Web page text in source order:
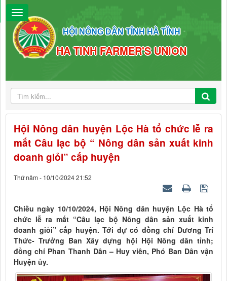
HỘI NÔNG DÂN TỈNH HÀ TĨNH
HA TINH FARMER'S UNION
Hội Nông dân huyện Lộc Hà tổ chức lễ ra
mắt Câu lạc bộ “ Nông dân sản xuất kinh
doanh giỏi” cấp huyện
Thứ năm - 10/10/2024 21:52
Chiều ngày 10/10/2024, Hội Nông dân huyện Lộc Hà tổ
chức lễ ra mắt “Câu lạc bộ Nông dân sản xuất kinh
doanh giỏi” cấp huyện. Tới dự có đồng chí Dương Trí
Thức- Trưởng Ban Xây dựng hội Hội Nông dân tỉnh;
đồng chí Phan Thanh Dân – Huy viên, Phó Ban Dân vận
Huyện ủy.